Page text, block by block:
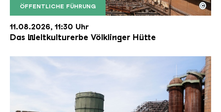
ÖFFENTLICHE FÜHRUNG
Der Erzschrägaufzug der Völklinger Hütte mit
Copyright: Weltkulturerbe Völklinger Hütte | Karl
©
11.08.2026, 11:30 Uhr
Das Weltkulturerbe Völklinger Hütte